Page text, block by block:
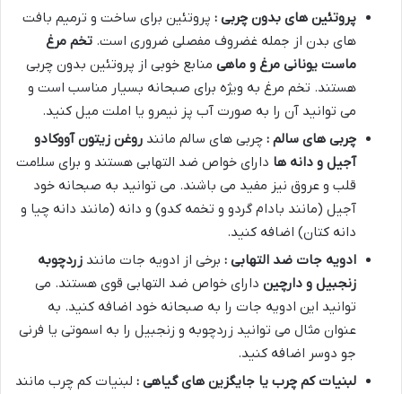
پروتئین های بدون چربی : پروتئین برای ساخت و ترمیم بافت
های بدن از جمله غضروف مفصلی ضروری است. تخم مرغ
ماست یونانی مرغ و ماهی منابع خوبی از پروتئین بدون چربی
هستند. تخم مرغ به ویژه برای صبحانه بسیار مناسب است و
می توانید آن را به صورت آب پز نیمرو یا املت میل کنید.
چربی های سالم : چربی های سالم مانند روغن زیتون آووکادو
آجیل و دانه ها دارای خواص ضد التهابی هستند و برای سلامت
قلب و عروق نیز مفید می باشند. می توانید به صبحانه خود
آجیل (مانند بادام گردو و تخمه کدو) و دانه (مانند دانه چیا و
دانه کتان) اضافه کنید.
ادویه جات ضد التهابی : برخی از ادویه جات مانند زردچوبه
زنجبیل و دارچین دارای خواص ضد التهابی قوی هستند. می
توانید این ادویه جات را به صبحانه خود اضافه کنید. به
عنوان مثال می توانید زردچوبه و زنجبیل را به اسموتی یا فرنی
جو دوسر اضافه کنید.
لبنیات کم چرب یا جایگزین های گیاهی : لبنیات کم چرب مانند